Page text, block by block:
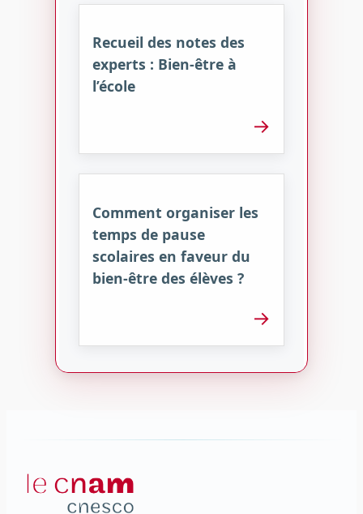
Recueil des notes des
experts : Bien-être à
l’école
→
Comment organiser les
temps de pause
scolaires en faveur du
bien-être des élèves ?
→